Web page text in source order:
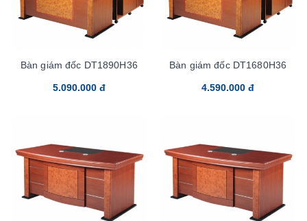
Bàn giám đốc DT1890H36
5.090.000 đ
Bàn giám đốc DT1680H36
4.590.000 đ